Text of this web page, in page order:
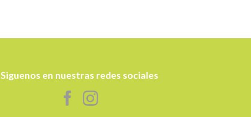
Siguenos en nuestras redes sociales